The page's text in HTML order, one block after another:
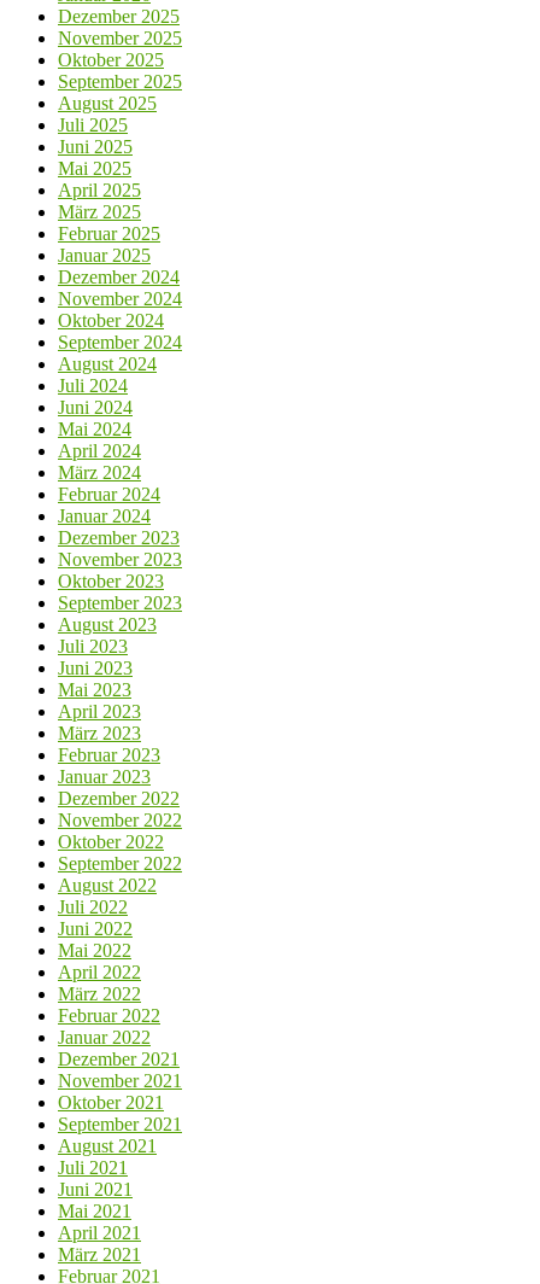
Dezember 2025
November 2025
Oktober 2025
September 2025
August 2025
Juli 2025
Juni 2025
Mai 2025
April 2025
März 2025
Februar 2025
Januar 2025
Dezember 2024
November 2024
Oktober 2024
September 2024
August 2024
Juli 2024
Juni 2024
Mai 2024
April 2024
März 2024
Februar 2024
Januar 2024
Dezember 2023
November 2023
Oktober 2023
September 2023
August 2023
Juli 2023
Juni 2023
Mai 2023
April 2023
März 2023
Februar 2023
Januar 2023
Dezember 2022
November 2022
Oktober 2022
September 2022
August 2022
Juli 2022
Juni 2022
Mai 2022
April 2022
März 2022
Februar 2022
Januar 2022
Dezember 2021
November 2021
Oktober 2021
September 2021
August 2021
Juli 2021
Juni 2021
Mai 2021
April 2021
März 2021
Februar 2021